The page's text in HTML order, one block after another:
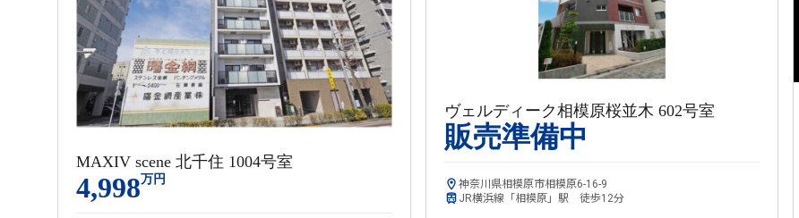
MAXIV scene 北千住 1004号室
4,998万円
ヴェルディーク相模原桜並木 602号室
販売準備中
神奈川県相模原市相模原6-16-9
JR横浜線「相模原」駅 徒歩12分